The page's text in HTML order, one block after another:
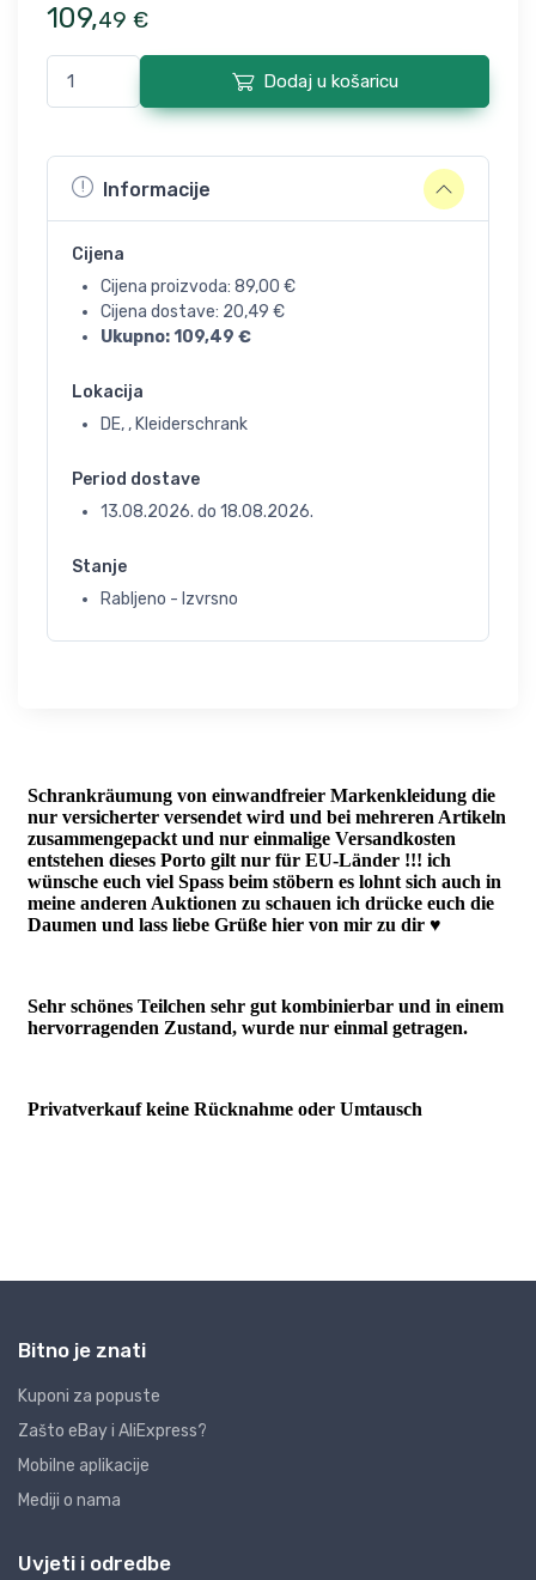
109,49 €
Dodaj u košaricu
Informacije
Cijena
Cijena proizvoda: 89,00 €
Cijena dostave: 20,49 €
Ukupno:109,49 €
Lokacija
DE, , Kleiderschrank
Period dostave
13.08.2026. do 18.08.2026.
Stanje
Rabljeno - Izvrsno
Bitno je znati
Kuponi za popuste
Zašto eBay i AliExpress?
Mobilne aplikacije
Mediji o nama
Uvjeti i odredbe